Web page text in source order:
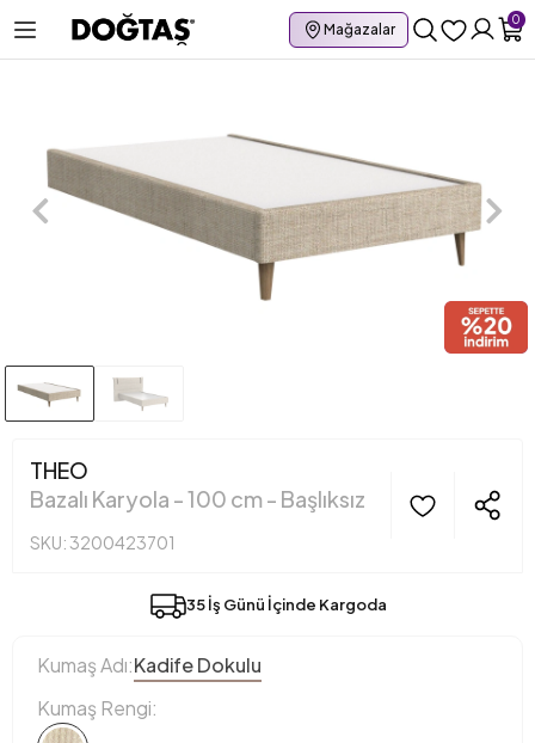
Mağazalar
0
THEO
Bazalı Karyola - 100 cm - Başlıksız
SKU: 3200423701
35 İş Günü İçinde Kargoda
Kumaş Adı:Kadife Dokulu
Kumaş Rengi: